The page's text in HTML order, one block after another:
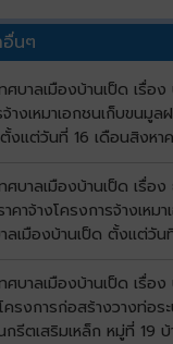
อื่นๆ
ศบาลเมืองบ้านเป็ด เรื่อ
างเหมาเอกชนเก็บขนมูล
งแต่วันที่ 16 เดือนสิงห
ศบาลเมืองบ้านเป็ด เรื่อ
คาจ้างโครงการจ้างเหม
าลเมืองบ้านเป็ด ตั้งแต่วั
นิกส์ (e-bidding)
ศบาลเมืองบ้านเป็ด เรื่อ
ครงการก่อสร้างวางท่อ
กรีตเสริมเหล็ก หมู่ที่ 19